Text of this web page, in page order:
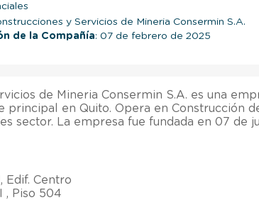
y Servicios de Mineria Consermin S.A.
de la Compañía: 07 de febrero de 2025
de Mineria Consermin S.A. es una
principal en Quito. Opera en Construcción
sector. La empresa fue fundada en 07 de
Edif. Centro
, Piso 504